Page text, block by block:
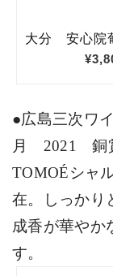
●広島三次ワ
月 2021
銅
TOMOÉシャ
在。しっかり
成香が華やか
す。